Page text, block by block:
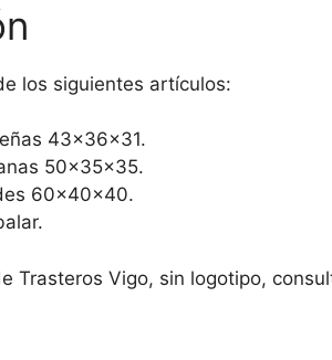
los siguientes artículos:
43x36x31.
50x35x35.
60x40x40.
Trasteros Vigo, sin logotipo,